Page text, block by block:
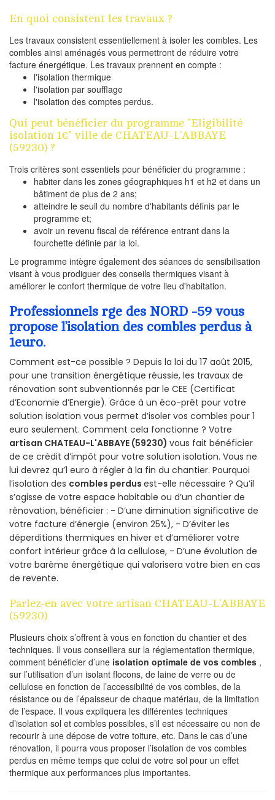
En quoi consistent les travaux ?
Les travaux consistent essentiellement à isoler les combles. Les
combles ainsi aménagés vous permettront de réduire votre
facture énergétique. Les travaux prennent en compte :
l'isolation thermique
l'isolation par soufflage
l'isolation des comptes perdus.
Qui peut bénéficier du programme "Eligibilité
isolation 1€" ville de CHATEAU-L'ABBAYE
(59230) ?
Trois critères sont essentiels pour bénéficier du programme :
habiter dans les zones géographiques h1 et h2 et dans un
bâtiment de plus de 2 ans;
atteindre le seuil du nombre d'habitants définis par le
programme et;
avoir un revenu fiscal de référence entrant dans la
fourchette définie par la loi.
Le programme intègre également des séances de sensibilisation
visant à vous prodiguer des conseils thermiques visant à
améliorer le confort thermique de votre lieu d'habitation.
Professionnels rge des NORD -59 vous
propose l’isolation des combles perdus à
1euro.
Comment est-ce possible ? Depuis la loi du 17 août 2015,
pour une transition énergétique réussie, les travaux de
rénovation sont subventionnés par le CEE (Certificat
d’Economie d’Energie). Grâce à un éco-prêt pour votre
solution isolation vous permet d’isoler vos combles pour 1
euro seulement. Comment cela fonctionne ? Votre
artisan CHATEAU-L'ABBAYE (59230) vous fait bénéficier
de ce crédit d’impôt pour votre solution isolation. Vous ne
lui devrez qu’1 euro à régler à la fin du chantier. Pourquoi
l’isolation des combles perdus est-elle nécessaire ? Qu’il
s’agisse de votre espace habitable ou d’un chantier de
rénovation, bénéficier : - D’une diminution significative de
votre facture d’énergie (environ 25%), - D’éviter les
déperditions thermiques en hiver et d’améliorer votre
confort intérieur grâce à la cellulose, - D’une évolution de
votre barème énergétique qui valorisera votre bien en cas
de revente.
Parlez-en avec votre artisan CHATEAU-L'ABBAYE
(59230)
Plusieurs choix s’offrent à vous en fonction du chantier et des
techniques. Il vous conseillera sur la réglementation thermique,
comment bénéficier d’une isolation optimale de vos combles ,
sur l’utilisation d’un isolant flocons, de laine de verre ou de
cellulose en fonction de l’accessibilité de vos combles, de la
résistance ou de l’épaisseur de chaque matériau, de la limitation
de l’espace. Il vous expliquera les différentes techniques
d’isolation sol et combles possibles, s’il est nécessaire ou non de
recourir à une dépose de votre toiture, etc. Dans le cas d’une
rénovation, il pourra vous proposer l’isolation de vos combles
perdus en même temps que celui de votre sol pour un effet
thermique aux performances plus importantes.